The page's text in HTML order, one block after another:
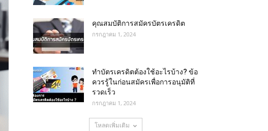
คุณสมบัติการสมัครบัตรเครดิต
กรกฎาคม 1, 2024
ทําบัตรเครดิตต้องใช้อะไรบ้าง? ข้อ
ควรรู้ในก่อนสมัครเพื่อการอนุมัติที่
รวดเร็ว
กรกฎาคม 1, 2024
โหลดเพิ่มเติม